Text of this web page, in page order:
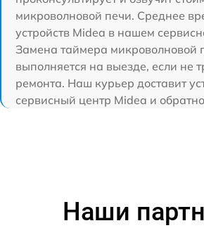
микроволновой печи. Среднее
устройств Midea в нашем
Замена таймера микроволновой
выполняется на выезде, если не
ремонта. Наш курьер доставит
сервисный центр Midea и
Наши